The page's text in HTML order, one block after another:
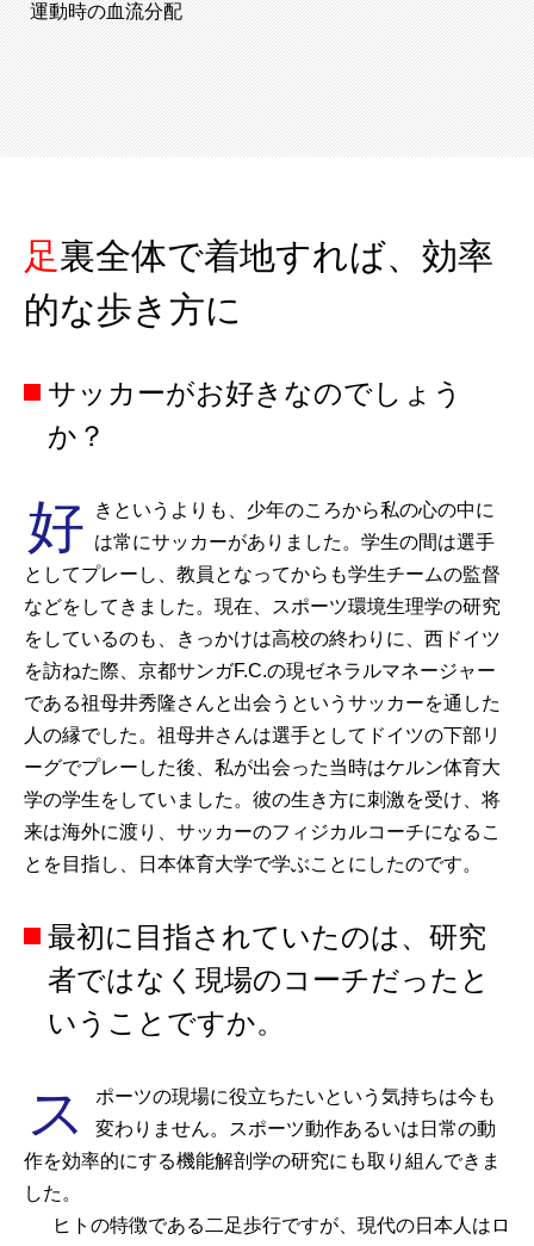
運動時の血流分配
足裏全体で着地すれば、効率
的な歩き方に
サッカーがお好きなのでしょう
か？
好
きというよりも、少年のころから私の心の中に
は常にサッカーがありました。学生の間は選手
としてプレーし、教員となってからも学生チームの監督
などをしてきました。現在、スポーツ環境生理学の研究
をしているのも、きっかけは高校の終わりに、西ドイツ
を訪ねた際、京都サンガF.C.の現ゼネラルマネージャー
である祖母井秀隆さんと出会うというサッカーを通した
人の縁でした。祖母井さんは選手としてドイツの下部リ
ーグでプレーした後、私が出会った当時はケルン体育大
学の学生をしていました。彼の生き方に刺激を受け、将
来は海外に渡り、サッカーのフィジカルコーチになるこ
とを目指し、日本体育大学で学ぶことにしたのです。
最初に目指されていたのは、研究
者ではなく現場のコーチだったと
いうことですか。
ス
ポーツの現場に役立ちたいという気持ちは今も
変わりません。スポーツ動作あるいは日常の動
作を効率的にする機能解剖学の研究にも取り組んできま
した。
ヒトの特徴である二足歩行ですが、現代の日本人はロ